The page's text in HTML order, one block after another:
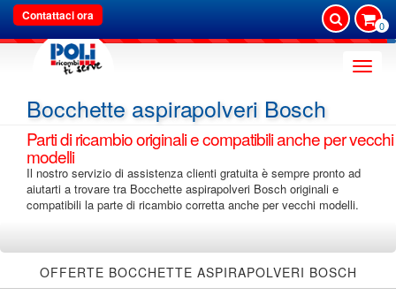
Contattaci ora
0
Toggle
Bocchette aspirapolveri Bosch
Parti di ricambio originali e compatibili anche per vecchi
modelli
Il nostro servizio di assistenza clienti gratuita è sempre pronto ad
aiutarti a trovare tra Bocchette aspirapolveri Bosch originali e
compatibili la parte di ricambio corretta anche per vecchi modelli.
OFFERTE BOCCHETTE ASPIRAPOLVERI BOSCH